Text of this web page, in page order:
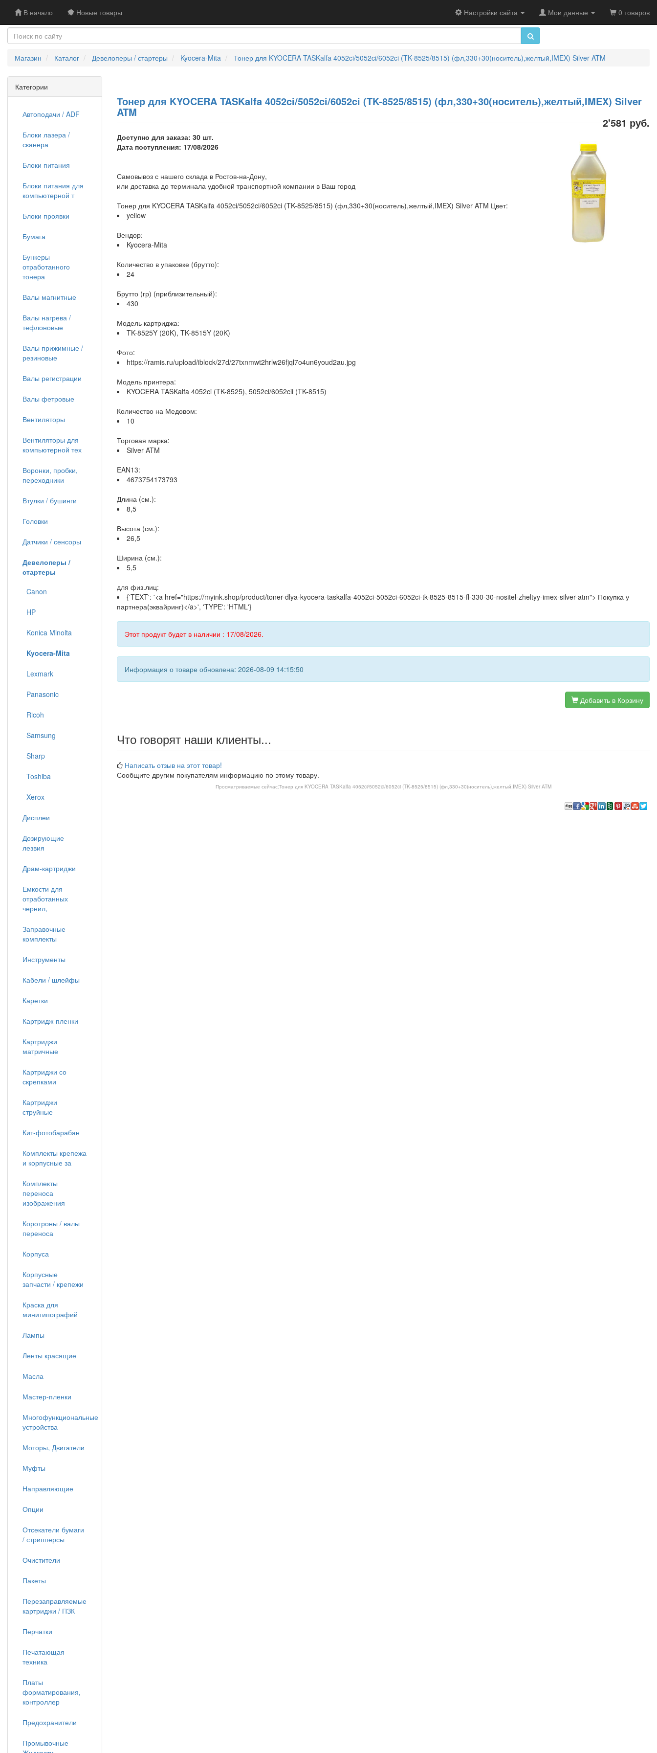
В начало Новые товары Настройки сайта Мои данные 0 товаров
Магазин Каталог Девелоперы / стартеры Kyocera-Mita Тонер для KYOCERA TASKalfa 4052ci/5052ci/6052ci (TK-8525/8515) (фл,330+30(носитель),желтый,IMEX) Silver ATM
Тонер для KYOCERA TASKalfa 4052ci/5052ci/6052ci (TK-8525/8515) (фл,330+30(носитель),желтый,IMEX) Silver
ATM
2'581 руб.
Доступно для заказа: 30 шт.
Дата поступления: 17/08/2026
Самовывоз с нашего склада в Ростов-на-Дону,
или доставка до терминала удобной транспортной компании в Ваш город
Тонер для KYOCERA TASKalfa 4052ci/5052ci/6052ci (TK-8525/8515) (фл,330+30(носитель),желтый,IMEX) Silver ATM Цвет:
yellow
Вендор:
Kyocera-Mita
Количество в упаковке (брутто):
24
Брутто (гр) (приблизительный):
430
Модель картриджа:
TK-8525Y (20K), TK-8515Y (20K)
Фото:
https://ramis.ru/upload/iblock/27d/27txnmwt2hrlw26fjql7o4un6youd2au.jpg
Модель принтера:
KYOCERA TASKalfa 4052ci (TK-8525), 5052ci/6052cii (TK-8515)
Количество на Медовом:
10
Торговая марка:
Silver ATM
EAN13:
4673754173793
Длина (см.):
8,5
Высота (см.):
26,5
Ширина (см.):
5,5
для физ.лиц:
{'TEXT': '<a href="https://myink.shop/product/toner-dlya-kyocera-taskalfa-4052ci-5052ci-6052ci-tk-8525-8515-fl-330-30-nositel-zheltyy-imex-silver-atm"> Покупка у
партнера(эквайринг)</a>', 'TYPE': 'HTML'}
Этот продукт будет в наличии : 17/08/2026.
Информация о товаре обновлена: 2026-08-09 14:15:50
Добавить в Корзину
Что говорят наши клиенты...
Написать отзыв на этот товар!
Сообщите другим покупателям информацию по этому товару.
Просматриваемые сейчас:Тонер для KYOCERA TASKalfa 4052ci/5052ci/6052ci (TK-8525/8515) (фл,330+30(носитель),желтый,IMEX) Silver ATM
Категории
Автоподачи / ADF
Блоки лазера /
сканера
Блоки питания
Блоки питания для
компьютерной т
Блоки проявки
Бумага
Бункеры
отработанного
тонера
Валы магнитные
Валы нагрева /
тефлоновые
Валы прижимные /
резиновые
Валы регистрации
Валы фетровые
Вентиляторы
Вентиляторы для
компьютерной тех
Воронки, пробки,
переходники
Втулки / бушинги
Головки
Датчики / сенсоры
Девелоперы /
стартеры
Canon
HP
Konica Minolta
Kyocera-Mita
Lexmark
Panasonic
Ricoh
Samsung
Sharp
Toshiba
Xerox
Дисплеи
Дозирующие
лезвия
Драм-картриджи
Емкости для
отработанных
чернил,
Заправочные
комплекты
Инструменты
Кабели / шлейфы
Каретки
Картридж-пленки
Картриджи
матричные
Картриджи со
скрепками
Картриджи
струйные
Кит-фотобарабан
Комплекты крепежа
и корпусные за
Комплекты
переноса
изображения
Коротроны / валы
переноса
Корпуса
Корпусные
запчасти / крепежи
Краска для
минитипографий
Лампы
Ленты красящие
Масла
Мастер-пленки
Многофункциональные
устройства
Моторы, Двигатели
Муфты
Направляющие
Опции
Отсекатели бумаги
/ стрипперсы
Очистители
Пакеты
Перезаправляемые
картриджи / ПЗК
Перчатки
Печатающая
техника
Платы
форматирования,
контроллер
Предохранители
Промывочные